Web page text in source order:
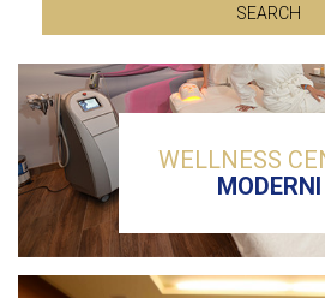
WELLNESS
MODERNI